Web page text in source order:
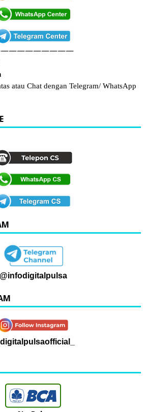
atau Chat dengan Telegram/ WhatsApp
@infodigitalpulsa